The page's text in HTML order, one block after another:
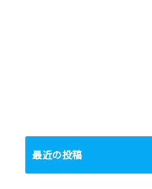
最近の投稿